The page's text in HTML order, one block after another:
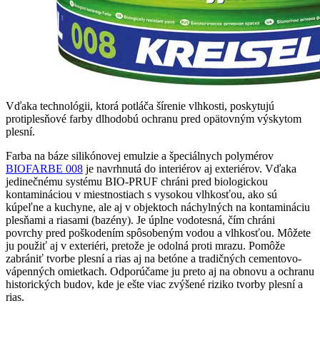
Vďaka technológii, ktorá potláča šírenie vlhkosti, poskytujú
protiplesňové farby dlhodobú ochranu pred opätovným výskytom
plesní.
Farba na báze silikónovej emulzie a špeciálnych polymérov
BIOFARBE 008 je navrhnutá do interiérov aj exteriérov. Vďaka
jedinečnému systému BIO-PRUF chráni pred biologickou
kontamináciou v miestnostiach s vysokou vlhkosťou, ako sú
kúpeľne a kuchyne, ale aj v objektoch náchylných na kontamináciu
plesňami a riasami (bazény). Je úplne vodotesná, čím chráni
povrchy pred poškodením spôsobeným vodou a vlhkosťou. Môžete
ju použiť aj v exteriéri, pretože je odolná proti mrazu. Pomôže
zabrániť tvorbe plesní a rias aj na betóne a tradičných cementovo-
vápenných omietkach. Odporúčame ju preto aj na obnovu a ochranu
historických budov, kde je ešte viac zvýšené riziko tvorby plesní a
rias.